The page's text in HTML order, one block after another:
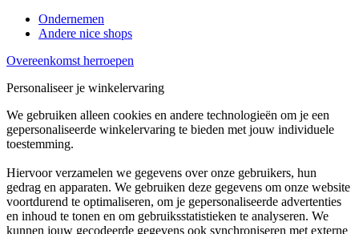
Ondernemen
Andere nice shops
Overeenkomst herroepen
Personaliseer je winkelervaring
We gebruiken alleen cookies en andere technologieën om je een
gepersonaliseerde winkelervaring te bieden met jouw individuele
toestemming.
Hiervoor verzamelen we gegevens over onze gebruikers, hun
gedrag en apparaten. We gebruiken deze gegevens om onze website
voortdurend te optimaliseren, om je gepersonaliseerde advertenties
en inhoud te tonen en om gebruiksstatistieken te analyseren. We
kunnen jouw gecodeerde gegevens ook synchroniseren met externe